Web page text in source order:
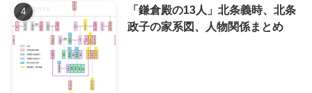
「鎌倉殿の13人」北条義時、北条
政子の家系図、人物関係まとめ